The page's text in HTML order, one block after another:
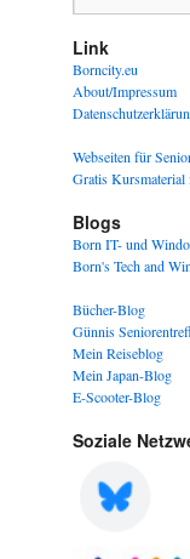
Link
Borncity.eu
About/Impressum
Webseiten für
Gratis Kursmaterial
Blogs
Born IT- und
Born's Tech and
Bücher-Blog
Günnis
Mein Reiseblog
Mein Japan-Blog
E-Scooter-Blog
Soziale